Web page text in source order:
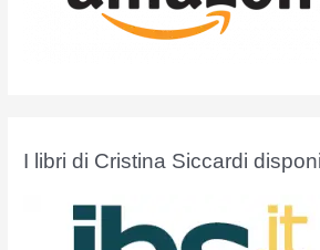
I libri di Cristina Siccardi